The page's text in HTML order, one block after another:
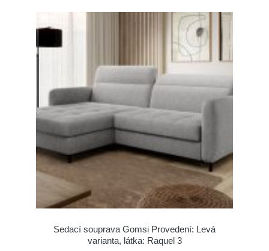
Sedací souprava Gomsi Provedení: Levá
varianta, látka: Raquel 3